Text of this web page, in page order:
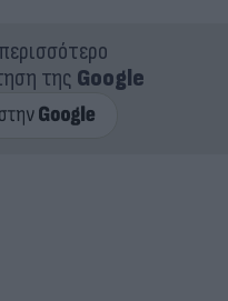
της Google